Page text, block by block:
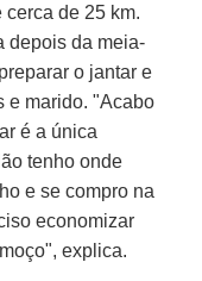
de 25 km.
depois da meia-
o jantar e
e marido. "Acabo
é a única
tenho onde
e se compro na
economizar
explica.